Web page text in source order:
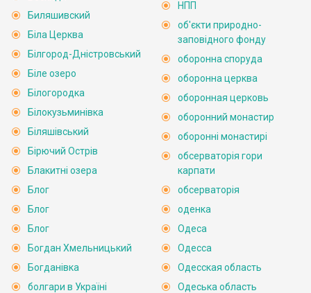
Биляшивский
Біла Церква
Білгород-Дністровський
Біле озеро
Білогородка
Білокузьминівка
Біляшівський
Бірючий Острів
Блакитні озера
Блог
Блог
Блог
Богдан Хмельницький
Богданівка
болгари в Україні
НПП
об'єкти природно-
заповідного фонду
оборонна споруда
оборонна церква
оборонная церковь
оборонний монастир
оборонні монастирі
обсерваторія гори
карпати
обсерваторія
оденка
Одеса
Одесса
Одесская область
Одеська область